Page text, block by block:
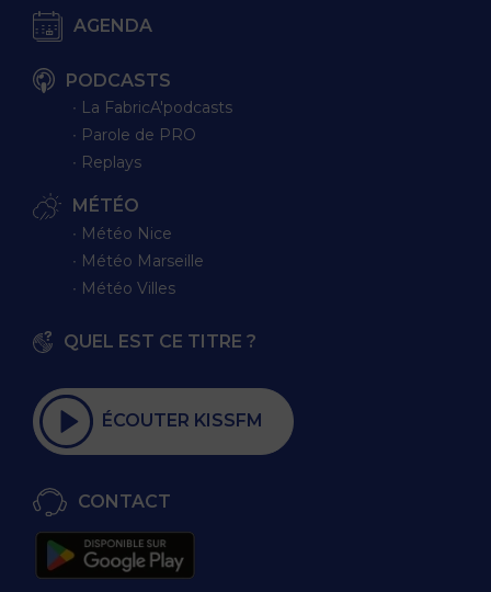
AGENDA
PODCASTS
∙ La FabricA'podcasts
∙ Parole de PRO
∙ Replays
MÉTÉO
∙ Météo Nice
∙ Météo Marseille
∙ Météo Villes
QUEL EST CE TITRE ?
ÉCOUTER KISSFM
CONTACT